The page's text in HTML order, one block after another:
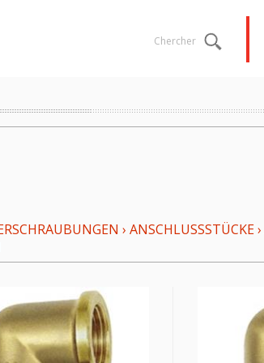
Chercher
› ANSCHLUSSSTÜCKE›